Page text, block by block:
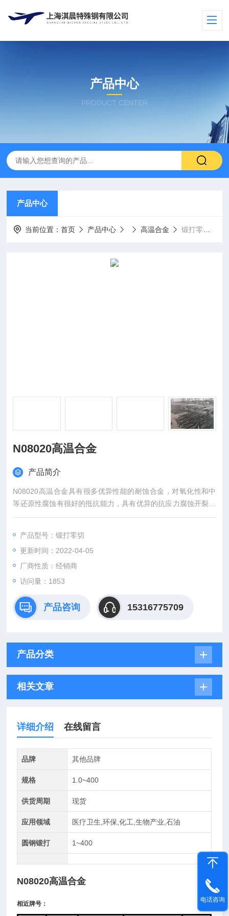
产品中心
PRODUCT CENTER
产品中心
当前位置：首页 产品中心 高温合金 锻打零切N08020高温合金
N08020高温合金
产品简介
N08020高温合金具有很多优异性能的耐蚀合金，对氧化性和中
等还原性腐蚀有很好的抵抗能力，具有优异的抗应力腐蚀开裂能
力和好的耐局部腐蚀能力在很多化工工艺介质中有满意的耐蚀特
产品型号：锻打零切
更新时间：2022-04-05
厂商性质：经销商
访问量：1853
产品咨询 15316775709
产品分类
相关文章
详细介绍 在线留言
品牌 其他品牌
规格 1.0~400
供货周期 现货
应用领域 医疗卫生,环保,化工,生物产业,石油
圆钢锻打 1~400
N08020高温合金
相近牌号：
电话咨询